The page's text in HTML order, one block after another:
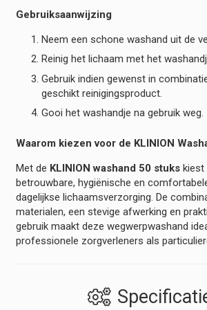
Gebruiksaanwijzing
Neem een schone washand uit de
Reinig het lichaam met het
Gebruik indien gewenst in
geschikt reinigingsproduct.
Gooi het washandje na gebruik weg.
Waarom kiezen voor de KLINION
Met de KLINION washand 50 stukskiest
betrouwbare, hygiënische en
dagelijkse lichaamsverzorging. De
materialen, een stevige afwerking en
gebruik maakt deze wegwerpwashand
professionele zorgverleners als